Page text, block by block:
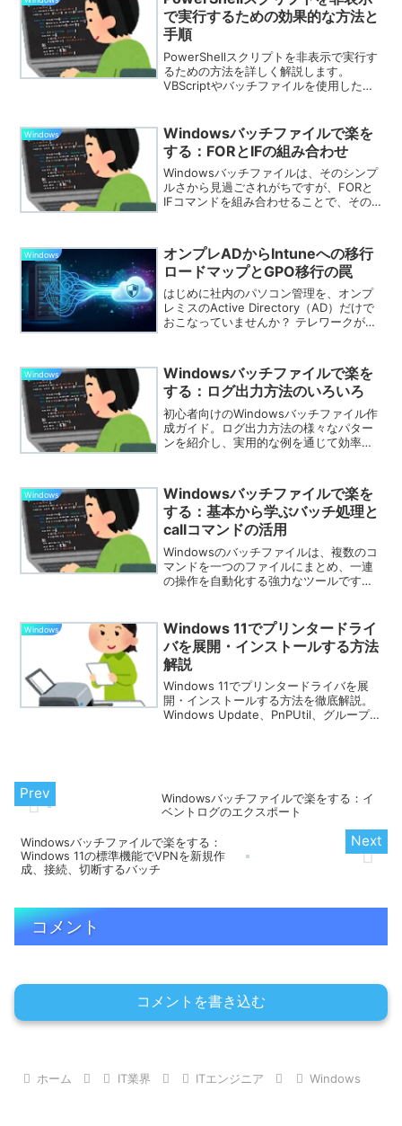
で実行するための効果的な方法と
手順
PowerShellスクリプトを非表示で実行す
るための方法を詳しく解説します。
VBScriptやバッチファイルを使用した手
率的なスクリプト実行をサポートしま
す。
Windows
Windowsバッチファイルで楽を
する：FORとIFの組み合わせ
Windowsバッチファイルは、そのシンプ
ルさから見過ごされがちですが、FORと
IFコマンドを組み合わせることで、その
とができ、複雑なタスクの自動化が可能
になります。ここでは、初心者でも理解
しやすいように、具体的な例を交えて、
その強力な使い方を解説します。
Windows
オンプレADからIntuneへの移行
ロードマップとGPO移行の罠
はじめに社内のパソコン管理を、オンプ
レミスのActive Directory（AD）だけで
おこなっていませんか？ テレワークが当
していないパソコンへ、 新しい設定や
セ...
Windows
Windowsバッチファイルで楽を
する：ログ出力方法のいろいろ
初心者向けのWindowsバッチファイル作
成ガイド。ログ出力方法の様々なパター
ンを紹介し、実用的な例を通じて効率的
Windows
Windowsバッチファイルで楽を
する：基本から学ぶバッチ処理と
callコマンドの活用
Windowsのバッチファイルは、複数のコ
マンドを一つのファイルにまとめ、一連
の操作を自動化する強力なツールです。
のバッチファイルを呼び出す方法とラベ
ルを呼び出す方法について解説します。
Windows
Windows 11でプリンタードライ
バを展開・インストールする方法
解説
Windows 11でプリンタードライバを展
開・インストールする方法を徹底解説。
Windows Update、PnPUtil、グループポ
Windowsバッチファイルで楽をする：イ
ベントログのエクスポート
Windowsバッチファイルで楽をする：
Windows 11の標準機能でVPNを新規作
成、接続、切断するバッチ
コメント
コメントを書き込む
ホーム IT業界 ITエンジニア Windows